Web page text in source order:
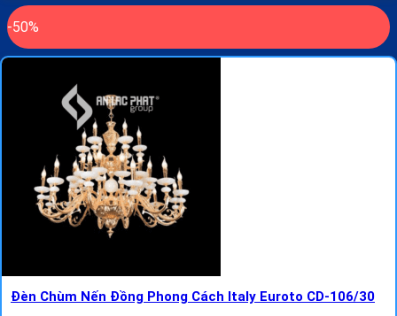
-50%
Đèn Chùm Nến Đồng Phong Cách Italy Euroto CD-106/30